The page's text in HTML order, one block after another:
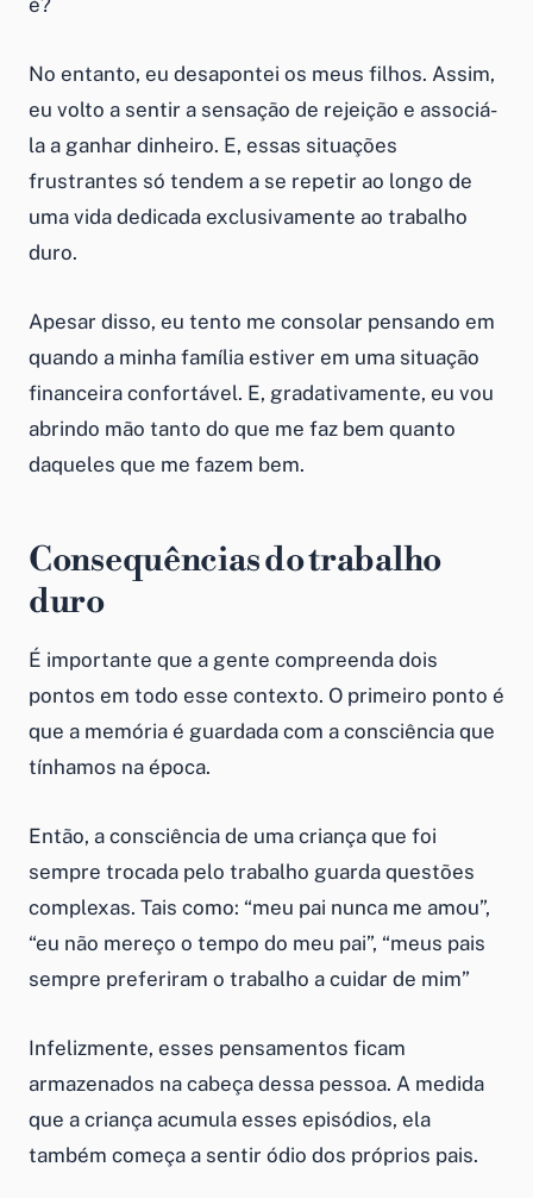
No entanto, eu desapontei os meus filhos. Assim,
eu volto a sentir a sensação de rejeição e associá-
la a ganhar dinheiro. E, essas situações
frustrantes só tendem a se repetir ao longo de
uma vida dedicada exclusivamente ao trabalho
duro.
Apesar disso, eu tento me consolar pensando em
quando a minha família estiver em uma situação
financeira confortável. E, gradativamente, eu vou
abrindo mão tanto do que me faz bem quanto
daqueles que me fazem bem.
Consequências do trabalho
duro
É importante que a gente compreenda dois
pontos em todo esse contexto. O primeiro ponto é
que a memória é guardada com a consciência que
tínhamos na época.
Então, a consciência de uma criança que foi
sempre trocada pelo trabalho guarda questões
complexas. Tais como: “meu pai nunca me amou”,
“eu não mereço o tempo do meu pai”, “meus pais
sempre preferiram o trabalho a cuidar de mim”
Infelizmente, esses pensamentos ficam
armazenados na cabeça dessa pessoa. A medida
que a criança acumula esses episódios, ela
também começa a sentir ódio dos próprios pais.